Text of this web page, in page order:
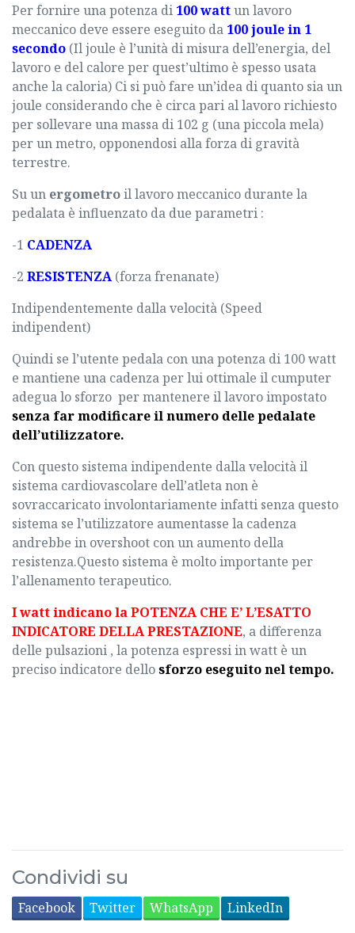
Per fornire una potenza di 100 wattun lavoro
meccanico deve essere eseguito da 100 joule in 1
secondo (Il joule è l’unità di misura dell’energia, del
lavoro e del calore per quest’ultimo è spesso usata
anche la caloria) Ci si può fare un’idea di quanto sia un
joule considerando che è circa pari allavororichiesto
per sollevare una massa di 102 g (una piccolamela)
per un metro, opponendosi alla forza di gravità
terrestre.
Su un ergometroil lavoro meccanico durante la
pedalata è influenzato da due parametri :
-1 CADENZA
-2 RESISTENZA (forza frenanate)
Indipendentemente dalla velocità (Speed
indipendent)
Quindi se l’utente pedala con una potenza di 100 watt
e mantiene una cadenza per lui ottimale il cumputer
adegua lo sforzo per mantenere il lavoro impostato
senza far modificare il numero delle pedalate
dell’utilizzatore.
Con questo sistema indipendente dalla velocità il
sistema cardiovascolare dell’atleta non è
sovraccaricato involontariamente infatti senza questo
sistema se l’utilizzatore aumentasse la cadenza
andrebbe in overshoot con un aumento della
resistenza.Questo sistema è molto importante per
l’allenamento terapeutico.
I watt indicano la POTENZA CHE E’ L’ESATTO
INDICATORE DELLA PRESTAZIONE, a differenza
delle pulsazioni , la potenza espressi in watt è un
preciso indicatore dellosforzo eseguito nel tempo.
Condividi su
Facebook Twitter WhatsApp LinkedIn